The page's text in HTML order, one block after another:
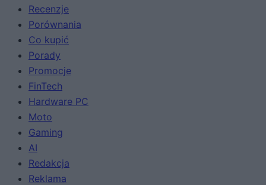
Recenzje
Porównania
Co kupić
Porady
Promocje
FinTech
Hardware PC
Moto
Gaming
AI
Redakcja
Reklama